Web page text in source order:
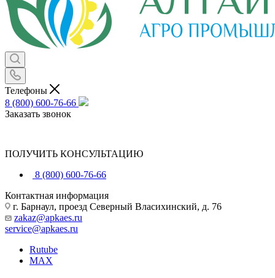
Телефоны
8 (800) 600-76-66
Заказать звонок
ПОЛУЧИТЬ КОНСУЛЬТАЦИЮ
8 (800) 600-76-66
Контактная информация
г. Барнаул, проезд Северный Власихинский, д. 76
zakaz@apkaes.ru
service@apkaes.ru
Rutube
MAX